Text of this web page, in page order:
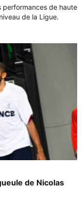
performances de haute
de la Ligue.
de Nicolas